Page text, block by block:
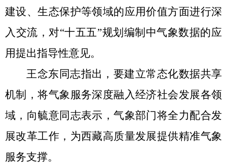
建设、生态保护等领域的应用价值方面进行深
入交流，对“十五五”规划编制中气象数据的应
用提出指导性意见。
王念东同志指出，要建立常态化数据共享
机制，将气象服务深度融入经济社会发展各领
域，向毓意同志表示，气象部门将全力配合发
展改革工作，为西藏高质量发展提供精准气象
服务支撑。